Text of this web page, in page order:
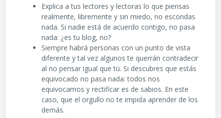
Explica a tus lectores y lectoras lo que piensas
realmente, libremente y sin miedo, no escondas
nada. Si nadie está de acuerdo contigo, no pasa
nada: ¿es tu blog, no?
Siempre habrá personas con un punto de vista
diferente y tal vez algunos te querrán contradecir
al no pensar igual que tú. Si descubres que estás
equivocado no pasa nada: todos nos
equivocamos y rectificar es de sabios. En este
caso, que el orgullo no te impida aprender de los
demás.